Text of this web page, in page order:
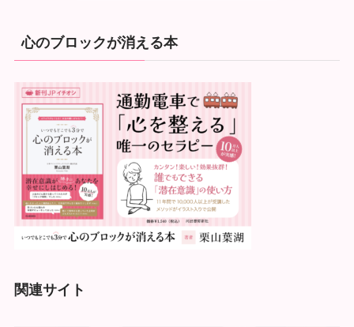
心のブロックが消える本
関連サイト